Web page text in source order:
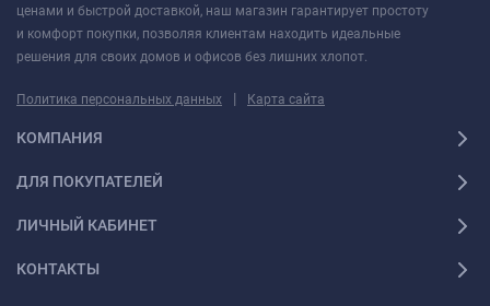
ценами и быстрой доставкой, наш магазин гарантирует простоту
и комфорт покупки, позволяя клиентам находить идеальные
решения для своих домов и офисов без лишних хлопот.
Политика персональных данных | Карта сайта
КОМПАНИЯ
ДЛЯ ПОКУПАТЕЛЕЙ
ЛИЧНЫЙ КАБИНЕТ
КОНТАКТЫ